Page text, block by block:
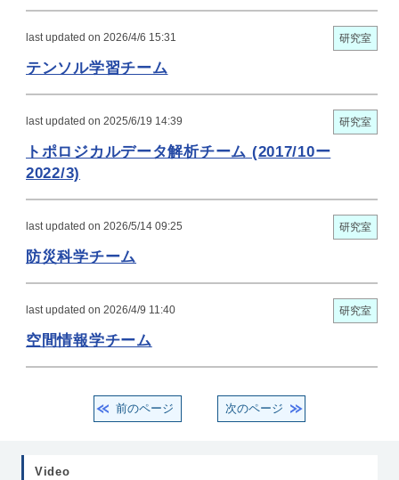
last updated on 2026/4/6 15:31 研究室
テンソル学習チーム
last updated on 2025/6/19 14:39 研究室
トポロジカルデータ解析チーム (2017/10ー
2022/3)
last updated on 2026/5/14 09:25 研究室
防災科学チーム
last updated on 2026/4/9 11:40 研究室
空間情報学チーム
前のページ 次のページ
Video